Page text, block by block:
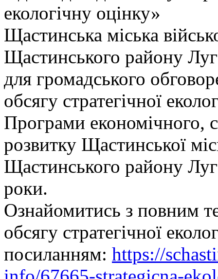
екологічну оцінку»
Щастинська міська
Щастинського району
для громадського
обсягу стратегічної
Програми економічного,
розвитку Щастинської
Щастинського району
роки.
Ознайомитись з повним
обсягу стратегічної
посиланням: https://